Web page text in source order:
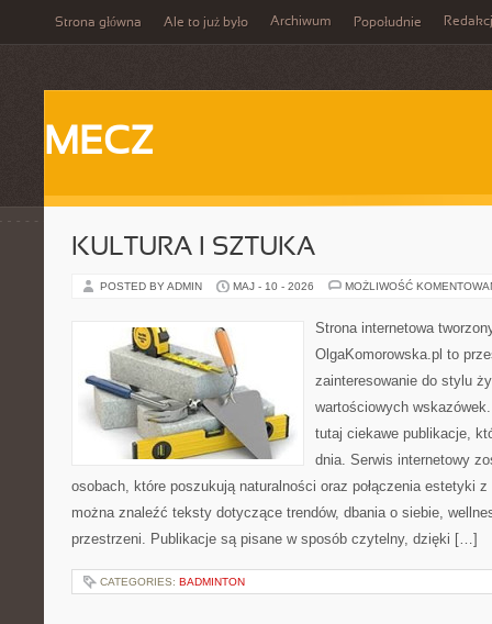
Strona główna Ale to już było Archiwum Popołudnie
MECZ
KULTURA I SZTUKA
POSTED BY ADMIN MAJ - 10 - 2026 MOŻLIWOŚĆ
Strona internetowa
OlgaKomorowska.pl to
zainteresowanie do stylu
wartościowych
tutaj ciekawe publikacje,
dnia. Serwis internetowy
osobach, które poszukują naturalności oraz połączenia estetyki
można znaleźć teksty dotyczące trendów, dbania o siebie,
przestrzeni. Publikacje są pisane w sposób czytelny, dzięki […]
CATEGORIES: BADMINTON